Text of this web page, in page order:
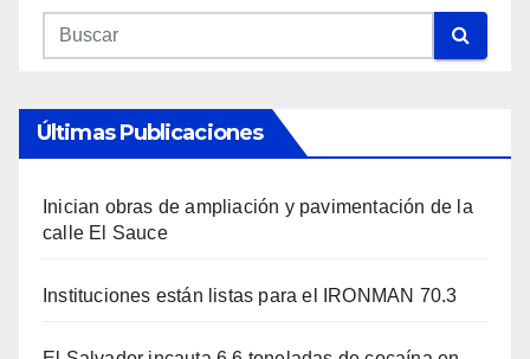
Últimas Publicaciones
Inician obras de ampliación y pavimentación de la
calle El Sauce
Instituciones están listas para el IRONMAN 70.3